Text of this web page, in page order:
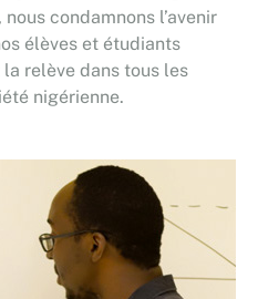
condamnons l’avenir
élèves et étudiants
la relève dans tous les
nigérienne.